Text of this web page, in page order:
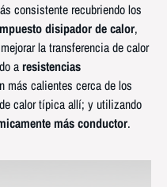
consistente recubriendo los
disipador de calor,
la transferencia de calor
aresistencias
más calientes cerca de los
calor típica allí; y utilizando
más conductor.